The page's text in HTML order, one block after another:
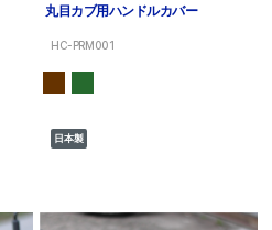
丸目カブ用ハンドルカバー
HC-PRM001
日本製